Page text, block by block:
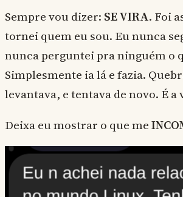
Sempre vou dizer: SE VIRA. Foi
tornei quem eu sou. Eu nunca
nunca perguntei pra ninguém o
Simplesmente ia lá e fazia.
levantava, e tentava de novo. É a
Deixa eu mostrar o que me